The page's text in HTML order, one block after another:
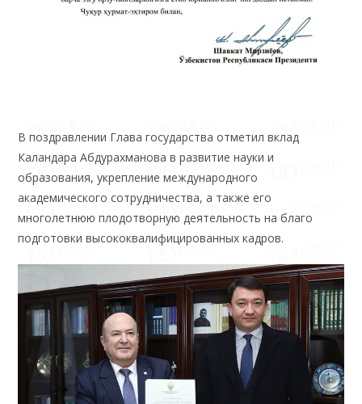
В поздравлении Глава государства отметил вклад
Каландара Абдурахманова в развитие науки и
образования, укрепление международного
академического сотрудничества, а также его
многолетнюю плодотворную деятельность на благо
подготовки высококвалифицированных кадров.